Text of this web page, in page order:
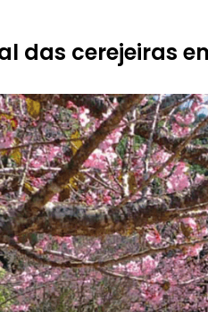
das cerejeiras